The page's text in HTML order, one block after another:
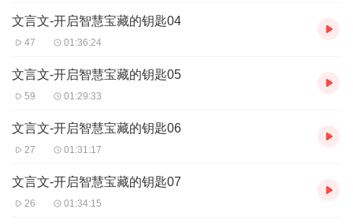
文言文-开启智慧宝藏的钥匙04
47 01:36:24
文言文-开启智慧宝藏的钥匙05
59 01:29:33
文言文-开启智慧宝藏的钥匙06
27 01:31:17
文言文-开启智慧宝藏的钥匙07
26 01:34:15